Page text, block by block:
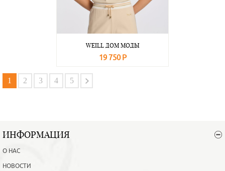
WEILL ДОМ МОДЫ
19 750 Р
В корзину
1 2 3 4 5
ИНФОРМАЦИЯ
О НАС
НОВОСТИ